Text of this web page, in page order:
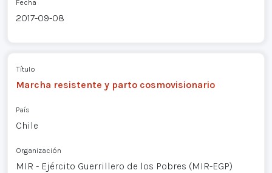
Fecha
2017-09-08
Título
Marcha resistente y parto cosmovisionario
País
Chile
Organización
MIR - Ejército Guerrillero de los Pobres (MIR-EGP)